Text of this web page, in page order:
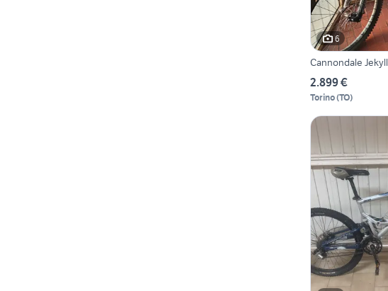
6
Cannondale Jekyll
2.899 €
Torino(TO)